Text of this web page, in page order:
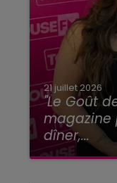
21 juillet 2026
"Le Goût
magazine
dîner,...